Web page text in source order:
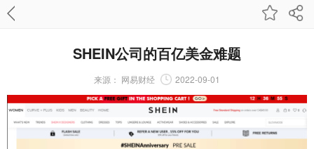
SHEIN公司的百亿美金难题
来源： 网易财经 2022-09-01